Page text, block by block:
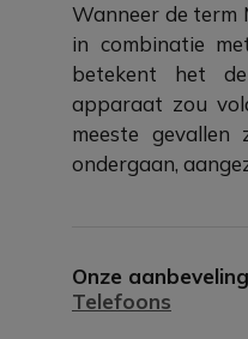
Wanneer de term
in combinatie
betekent het
apparaat zou
meeste
ondergaan,
Onze
Telefoons